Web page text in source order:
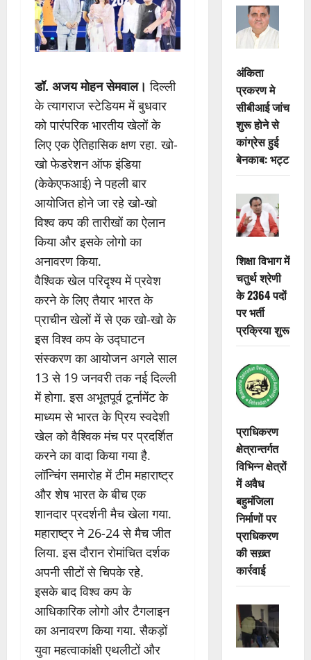
डॉ. अजय मोहन सेमवाल। दिल्ली
के त्यागराज स्टेडियम में बुधवार
को पारंपरिक भारतीय खेलों के
लिए एक ऐतिहासिक क्षण रहा. खो-
खो फेडरेशन ऑफ इंडिया
(केकेएफआई) ने पहली बार
आयोजित होने जा रहे खो-खो
विश्व कप की तारीखों का ऐलान
किया और इसके लोगो का
अनावरण किया.
वैश्विक खेल परिदृश्य में प्रवेश
करने के लिए तैयार भारत के
प्राचीन खेलों में से एक खो-खो के
इस विश्व कप के उद्घाटन
संस्करण का आयोजन अगले साल
13 से 19 जनवरी तक नई दिल्ली
में होगा. इस अभूतपूर्व टूर्नामेंट के
माध्यम से भारत के प्रिय स्वदेशी
खेल को वैश्विक मंच पर प्रदर्शित
करने का वादा किया गया है.
लॉन्चिंग समारोह में टीम महाराष्ट्र
और शेष भारत के बीच एक
शानदार प्रदर्शनी मैच खेला गया.
महाराष्ट्र ने 26-24 से मैच जीत
लिया. इस दौरान रोमांचित दर्शक
अपनी सीटों से चिपके रहे.
इसके बाद विश्व कप के
आधिकारिक लोगो और टैगलाइन
का अनावरण किया गया. सैकड़ों
युवा महत्वाकांक्षी एथलीटों और
अंकिता
प्रकरण मे
सीबीआई जांच
शुरू होने से
कांग्रेस हुई
बेनकाब: भट्ट
शिक्षा विभाग में
चतुर्थ श्रेणी
के 2364 पदों
पर भर्ती
प्रक्रिया शुरू
प्राधिकरण
क्षेत्रान्तर्गत
विभिन्न क्षेत्रों
में अवैध
बहुमंजिला
निर्माणों पर
प्राधिकरण
की सख़्त
कार्रवाई